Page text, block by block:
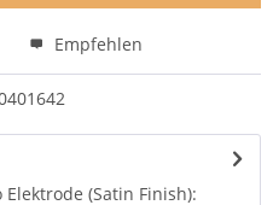
Empfehlen
Elektrode (Satin Finish):